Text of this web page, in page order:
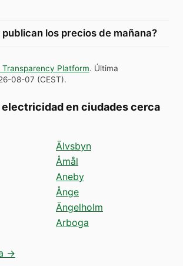
publican los precios de mañana?
Transparency Platform. Última
08-07 (CEST).
electricidad en ciudades cerca
Älvsbyn
Åmål
Aneby
Ånge
Ängelholm
Arboga
→